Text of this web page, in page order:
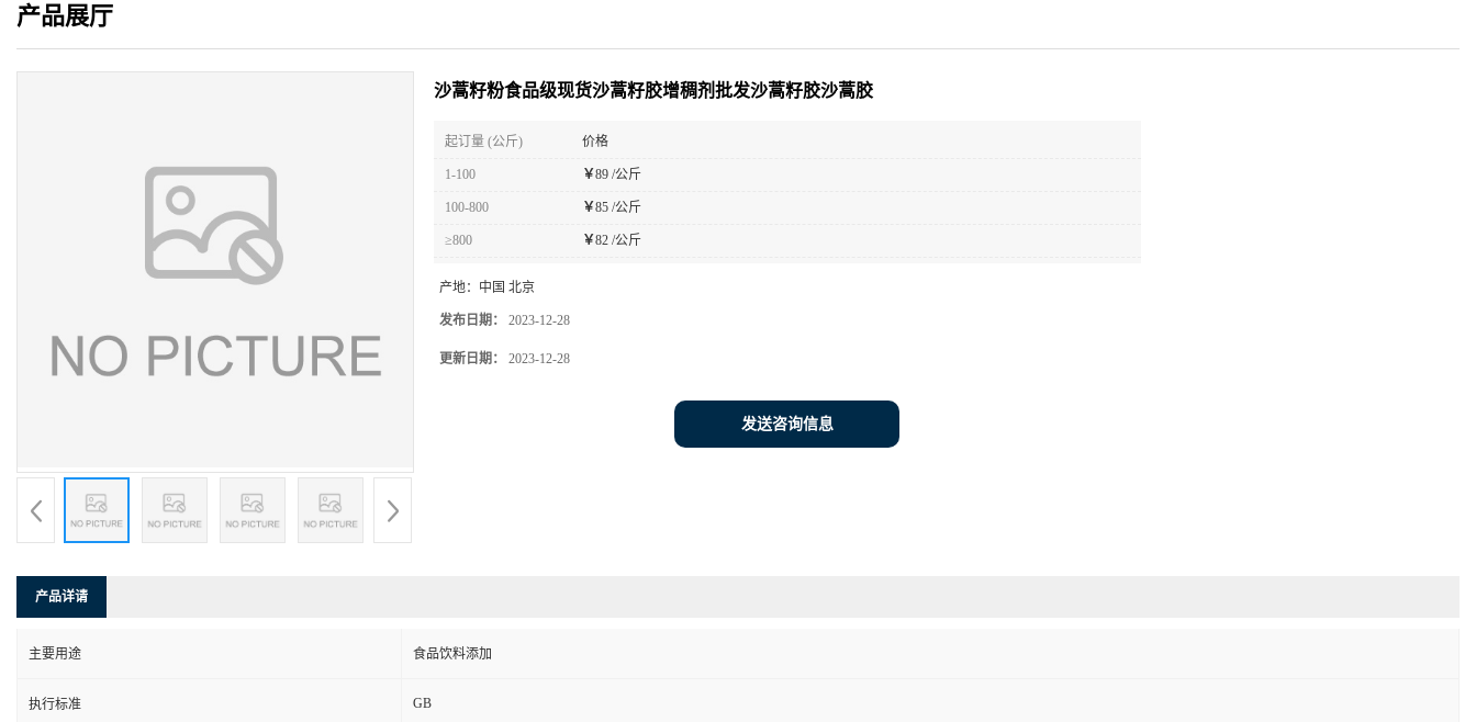
产品展厅
沙蒿籽粉食品级现货沙蒿籽胶增稠剂批发沙蒿籽胶沙蒿胶
起订量 (公斤) 价格
1-100 ￥89 /公斤
100-800 ￥85 /公斤
≥800 ￥82 /公斤
产地： 中国 北京
发布日期： 2023-12-28
更新日期： 2023-12-28
发送咨询信息
产品详请
主要用途 食品饮料添加
执行标准 GB